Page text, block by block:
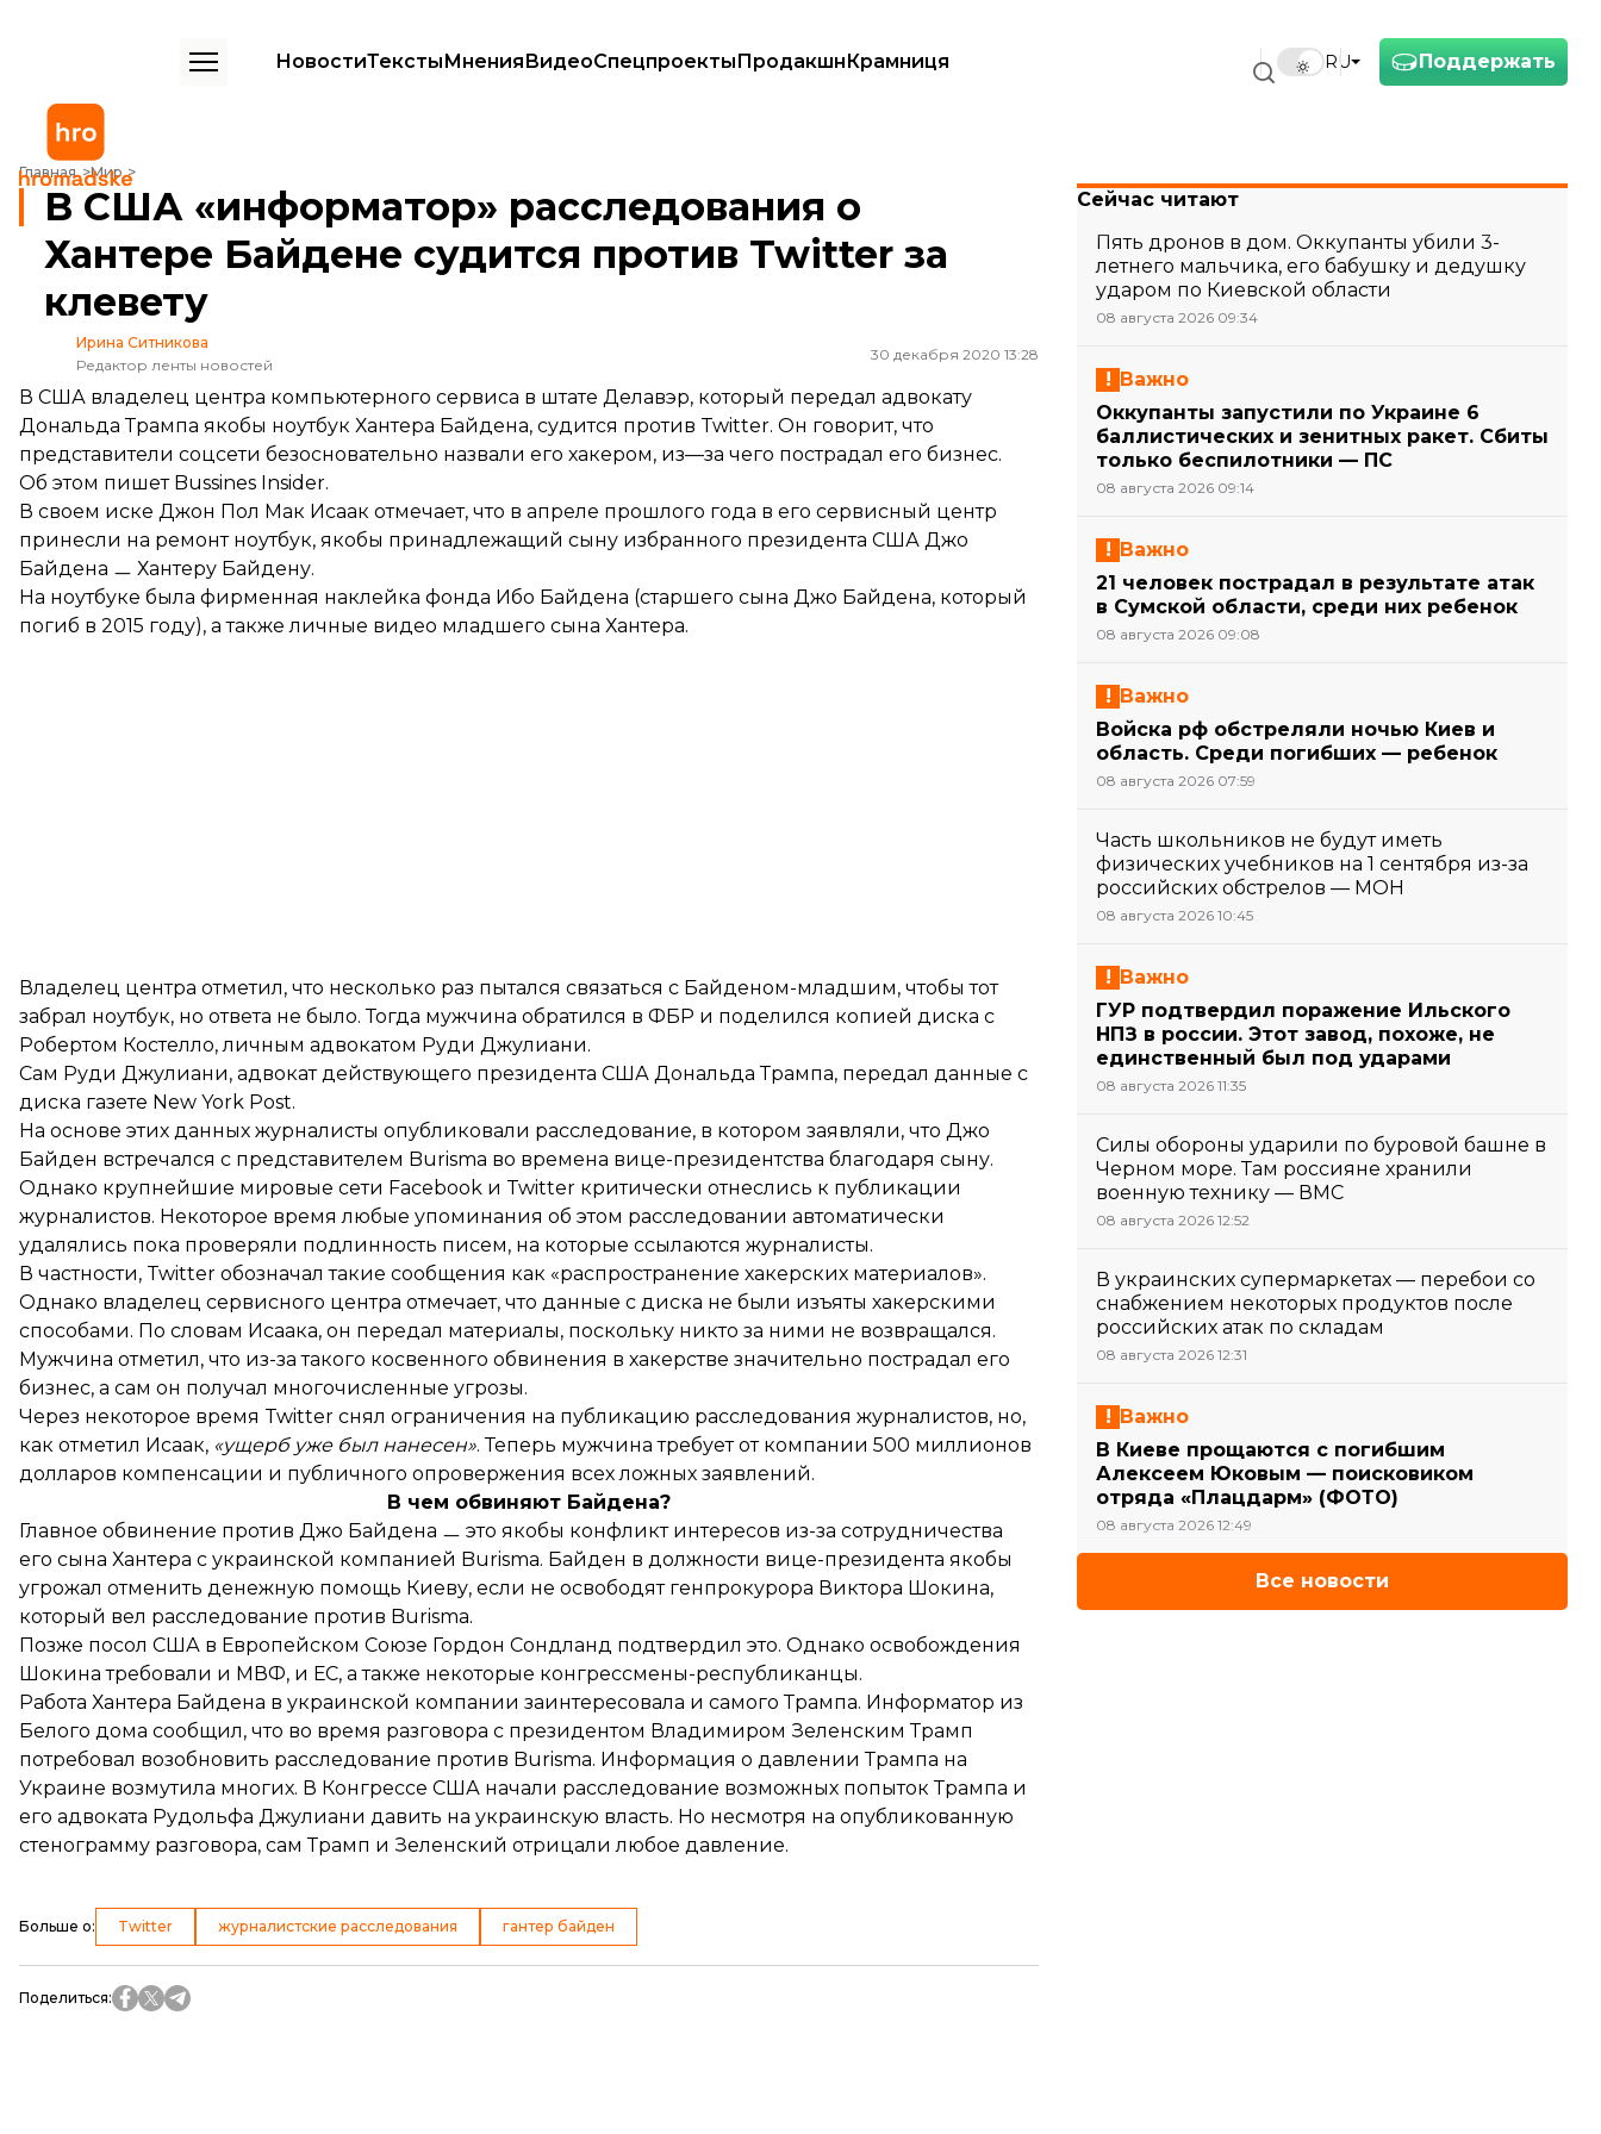
Поддержать
RU
НовостиТекстыМненияВидеоСпецпроектыПродакшнКрамниця
Главная Мир
В США «информатор» расследования о Хантере Байдене судится против Twitter за клевету
В США «информатор» расследования о
Хантере Байдене судится против Twitter за
клевету
Ирина Ситникова
Редактор ленты новостей
30 декабря 2020 13:28
В США владелец центра компьютерного сервиса в штате Делавэр, который передал адвокату
Дональда Трампа якобы ноутбук Хантера Байдена, судится против Twitter. Он говорит, что
представители соцсети безосновательно назвали его хакером, из—за чего пострадал его бизнес.
Об этом пишетBussines Insider.
В своем иске Джон Пол Мак Исаак отмечает, что в апреле прошлого года в его сервисный центр
принесли на ремонт ноутбук, якобы принадлежащий сыну избранного президента США Джо
Байдена ㅡ Хантеру Байдену.
На ноутбуке была фирменная наклейка фонда Ибо Байдена (старшего сына Джо Байдена, который
погиб в 2015 году), а также личные видео младшего сына Хантера.
Владелец центра отметил, что несколько раз пытался связаться с Байденом-младшим, чтобы тот
забрал ноутбук, но ответа не было. Тогда мужчина обратился в ФБР и поделился копией диска с
Робертом Костелло, личным адвокатом Руди Джулиани.
Сам Руди Джулиани, адвокат действующего президента США Дональда Трампа, передал данные с
диска газете New York Post.
На основе этих данных журналисты опубликовали расследование, в котором заявляли, что Джо
Байден встречался с представителем Burisma во времена вице-президентства благодаря сыну.
Однако крупнейшие мировые сети Facebook и Twitter критически отнеслись к публикации
журналистов. Некоторое время любые упоминания об этом расследовании автоматически
удалялись пока проверяли подлинность писем, на которые ссылаются журналисты.
В частности, Twitter обозначал такие сообщения как «распространение хакерских материалов».
Однако владелец сервисного центра отмечает, что данные с диска не были изъяты хакерскими
способами. По словам Исаака, он передал материалы, поскольку никто за ними не возвращался.
Мужчина отметил, что из-за такого косвенного обвинения в хакерстве значительно пострадал его
бизнес, а сам он получал многочисленные угрозы.
Через некоторое время Twitter снял ограничения на публикацию расследования журналистов, но,
как отметил Исаак, «ущерб уже был нанесен». Теперь мужчина требует от компании 500 миллионов
долларов компенсации и публичного опровержения всех ложных заявлений.
В чем обвиняют Байдена?
Главное обвинение против Джо Байдена ㅡ это якобы конфликт интересов из-за сотрудничества
его сына Хантера с украинской компанией Burisma. Байден в должности вице-президента якобы
угрожал отменить денежную помощь Киеву, если не освободят генпрокурора Виктора Шокина,
который вел расследование против Burisma.
Позже посол США в Европейском Союзе Гордон Сондланд подтвердил это. Однако освобождения
Шокина требовали и МВФ, и ЕС, а также некоторые конгрессмены-республиканцы.
Работа Хантера Байдена в украинской компании заинтересовала и самого Трампа. Информатор из
Белого дома сообщил, что во время разговора с президентом Владимиром Зеленским Трамп
потребовал возобновить расследование против Burisma. Информация о давлении Трампа на
Украине возмутила многих. В Конгрессе США начали расследование возможных попыток Трампа и
его адвоката Рудольфа Джулиани давить на украинскую власть. Но несмотря на опубликованную
стенограмму разговора, сам Трамп и Зеленский отрицали любое давление.
Больше о: Twitter журналистские расследования гантер байден
Поделиться:
Сейчас читают
Пять дронов в дом. Оккупанты убили 3-
летнего мальчика, его бабушку и дедушку
ударом по Киевской области
08 августа 2026 09:34
Важно
Оккупанты запустили по Украине 6
баллистических и зенитных ракет. Сбиты
только беспилотники — ПС
08 августа 2026 09:14
Важно
21 человек пострадал в результате атак
в Сумской области, среди них ребенок
08 августа 2026 09:08
Важно
Войска рф обстреляли ночью Киев и
область. Среди погибших — ребенок
08 августа 2026 07:59
Часть школьников не будут иметь
физических учебников на 1 сентября из-за
российских обстрелов — МОН
08 августа 2026 10:45
Важно
ГУР подтвердил поражение Ильского
НПЗ в россии. Этот завод, похоже, не
единственный был под ударами
08 августа 2026 11:35
Силы обороны ударили по буровой башне в
Черном море. Там россияне хранили
военную технику — ВМС
08 августа 2026 12:52
В украинских супермаркетах — перебои со
снабжением некоторых продуктов после
российских атак по складам
08 августа 2026 12:31
Важно
В Киеве прощаются с погибшим
Алексеем Юковым — поисковиком
отряда «Плацдарм» (ФОТО)
08 августа 2026 12:49
Все новости